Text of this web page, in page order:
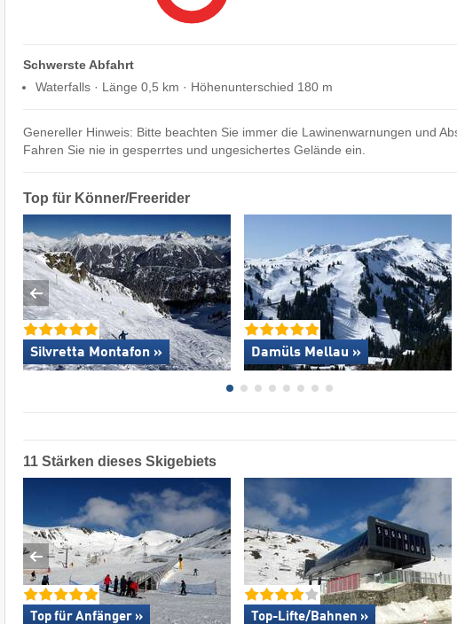
Schwerste Abfahrt
Waterfalls · Länge 0,5 km · Höhenunterschied 180 m
Genereller Hinweis: Bitte beachten Sie immer die Lawinenwarnungen und
Fahren Sie nie in gesperrtes und ungesichertes Gelände ein.
Top für Könner/Freerider
Silvretta Montafon » Damüls Mellau »
11 Stärken dieses Skigebiets
Top für Anfänger » Top-Lifte/Bahnen »